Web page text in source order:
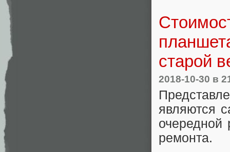
старой
2018-10-30 в
являются
очередной
ремонта.